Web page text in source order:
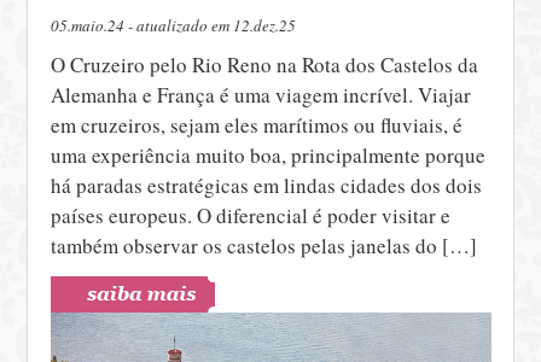
05.maio.24 - atualizado em 12.dez.25
O Cruzeiro pelo Rio Reno na Rota dos Castelos da
Alemanha e França é uma viagem incrível. Viajar
em cruzeiros, sejam eles marítimos ou fluviais, é
uma experiência muito boa, principalmente porque
há paradas estratégicas em lindas cidades dos dois
países europeus. O diferencial é poder visitar e
também observar os castelos pelas janelas do […]